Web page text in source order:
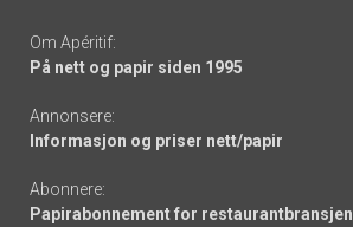
Om Apéritif:
På nett og papir siden 1995
Annonsere:
Informasjon og priser nett/papir
Abonnere:
Papirabonnement for restaurantbransjen